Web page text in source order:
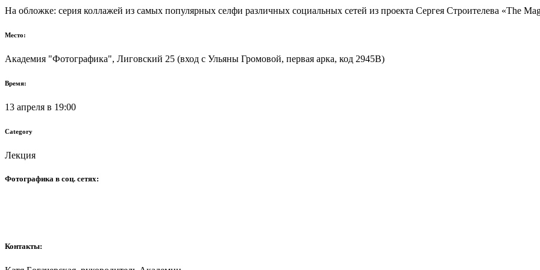
На обложке: серия коллажей из самых популярных селфи различных социальных сетей из проекта Сергея Строителева «The
Место:
Академия "Фотографика", Лиговский 25 (вход с Ульяны Громовой, первая арка, код 2945В)
Время:
13 апреля в 19:00
Category
Лекция
Фотографика в соц. сетях:
Контакты: